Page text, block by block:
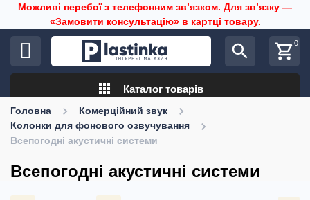
Можливі перебої з телефонним звʼязком. Для звʼязку —
«Замовити консультацію» в картці товару.
search shopping_cart0
apps Каталог товарів
Головна
Комерційний звук
Колонки для фонового озвучування
Всепогодні акустичні системи
Всепогодні акустичні системи